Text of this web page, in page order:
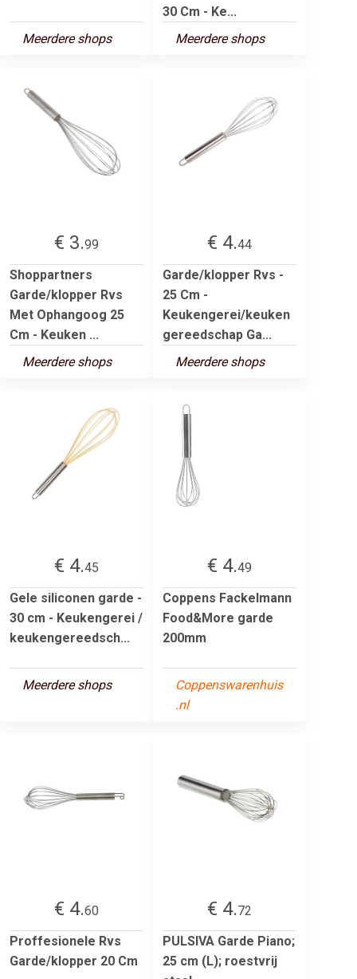
Meerdere shops
30 Cm - Ke...
Meerdere shops
€ 3.99
Shoppartners
Garde/klopper Rvs
Met Ophangoog 25
Cm - Keuken ...
Meerdere shops
€ 4.44
Garde/klopper Rvs -
25 Cm -
Keukengerei/keuken
gereedschap Ga...
Meerdere shops
€ 4.45
Gele siliconen garde -
30 cm - Keukengerei /
keukengereedsch...
Meerdere shops
€ 4.49
Coppens Fackelmann
Food&More garde
200mm
Coppenswarenhuis
.nl
€ 4.60
Proffesionele Rvs
Garde/klopper 20 Cm
€ 4.72
PULSIVA Garde Piano;
25 cm (L); roestvrij